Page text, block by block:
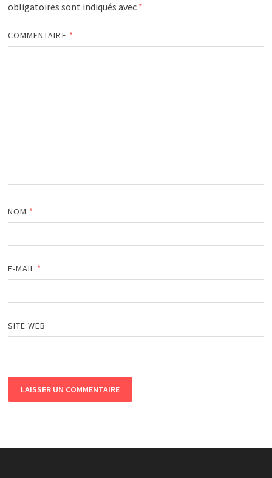
obligatoires sont indiqués avec *
COMMENTAIRE *
NOM *
E-MAIL *
SITE WEB